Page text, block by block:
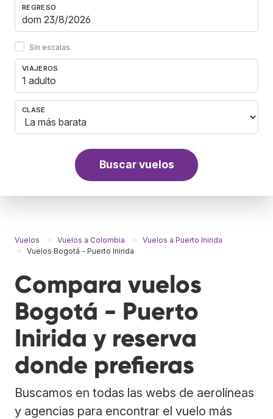
REGRESO
Sin escalas
VIAJEROS
1 adulto
CLASE
Buscar vuelos
Vuelos Vuelos a Colombia
Vuelos a Puerto Inirida
Vuelos Bogotá - Puerto Inirida
Compara vuelos
Bogotá - Puerto
Inirida y reserva
donde prefieras
Buscamos en todas las webs de aerolíneas
y agencias para encontrar el vuelo más